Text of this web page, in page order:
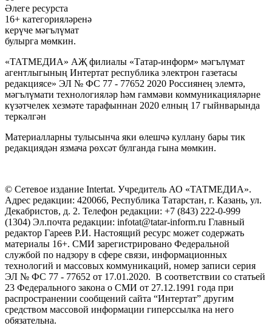
Әлеге ресурста
16+ категорияләренә
керүче мәгълүмат
булырга мөмкин.
«ТАТМЕДИА» АҖ филиалы «Татар-информ» мәгълүмат
агентлыгының Интертат республика электрон газетасы
редакциясе» ЭЛ № ФС 77 - 77652 2020 Россиянең элемтә,
мәгълүмати технологияләр һәм гаммәви коммуникацияләрне
күзәтчелек хезмәте тарафыннан 2020 елның 17 гыйнварында
теркәлгән
Материалларны тулысынча яки өлешчә куллану бары тик
редакциядән язмача рөхсәт булганда гына мөмкин.
© Сетевое издание Intertat. Учредитель АО «ТАТМЕДИА».
Адрес редакции: 420066, Республика Татарстан, г. Казань, ул.
Декабристов, д. 2. Телефон редакции: +7 (843) 222-0-999
(1304) Эл.почта редакции: infotat@tatar-inform.ru Главный
редактор Гареев Р.И. Настоящий ресурс может содержать
материалы 16+. СМИ зарегистрировано Федеральной
службой по надзору в сфере связи, информационных
технологий и массовых коммуникаций, номер записи серия
ЭЛ № ФС 77 - 77652 от 17.01.2020. В соответствии со статьей
23 Федерального закона о СМИ от 27.12.1991 года при
распространении сообщений сайта “Интертат” другим
средством массовой информации гиперссылка на него
обязательна.